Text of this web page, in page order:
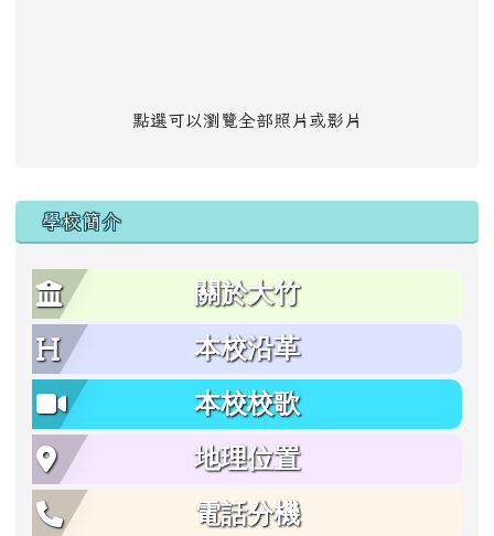
點選可以瀏覽全部照片或影片
學校簡介
關於大竹
本校沿革
本校校歌
地理位置
電話分機